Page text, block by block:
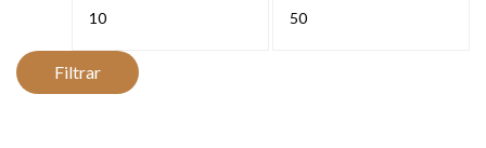
Filtrar